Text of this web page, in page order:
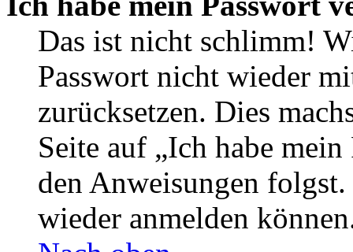
Das ist nicht schlimm!
Passwort nicht wieder
zurücksetzen. Dies
Seite auf „Ich habe
den Anweisungen
wieder anmelden